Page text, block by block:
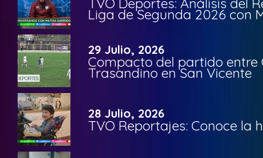
Liga de Segunda 2026 con
29 Julio, 2026
Compacto del partido entre
Trasandino en San Vicente
28 Julio, 2026
TVO Reportajes: Conoce la